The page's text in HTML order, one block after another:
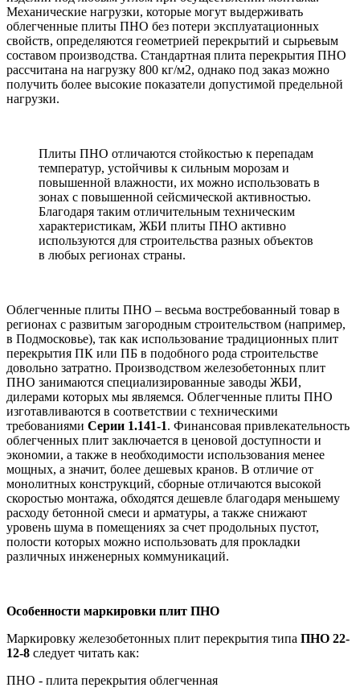
Механические нагрузки, которые могут выдерживать
облегченные плиты ПНО без потери эксплуатационных
свойств, определяются геометрией перекрытий и сырьевым
составом производства. Стандартная плита перекрытия ПНО
рассчитана на нагрузку 800 кг/м2, однако под заказ можно
получить более высокие показатели допустимой предельной
нагрузки.
Плиты ПНО отличаются стойкостью к перепадам
температур, устойчивы к сильным морозам и
повышенной влажности, их можно использовать в
зонах с повышенной сейсмической активностью.
Благодаря таким отличительным техническим
характеристикам, ЖБИ плиты ПНО активно
используются для строительства разных объектов
в любых регионах страны.
Облегченные плиты ПНО – весьма востребованный товар в
регионах с развитым загородным строительством (например,
в Подмосковье), так как использование традиционных плит
перекрытия ПК или ПБ в подобного рода строительстве
довольно затратно. Производством железобетонных плит
ПНО занимаются специализированные заводы ЖБИ,
дилерами которых мы являемся. Облегченные плиты ПНО
изготавливаются в соответствии с техническими
требованиями Серии 1.141-1. Финансовая привлекательность
облегченных плит заключается в ценовой доступности и
экономии, а также в необходимости использования менее
мощных, а значит, более дешевых кранов. В отличие от
монолитных конструкций, сборные отличаются высокой
скоростью монтажа, обходятся дешевле благодаря меньшему
расходу бетонной смеси и арматуры, а также снижают
уровень шума в помещениях за счет продольных пустот,
полости которых можно использовать для прокладки
различных инженерных коммуникаций.
Особенности маркировки плит ПНО
Маркировку железобетонных плит перекрытия типа ПНО 22-
12-8 следует читать как:
ПНО - плита перекрытия облегченная